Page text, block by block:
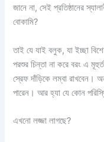
জানে না, সেই প্রতিষ্ঠানের
বোকামি?
তাই যে যাই বলুক, যা ইচ্ছা
পরশুর চিন্তা না করে বরং এ
স্রেফ দাঁড়িকে লম্বা রাখবেন।
পারেন। আর হ্যা যে কোন
এখনো লজ্জা লাগছে?